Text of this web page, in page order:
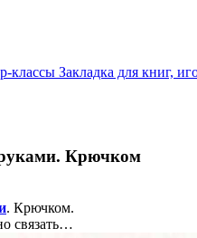
классы Закладка для книг,
Крючком
. Крючком.
связать…